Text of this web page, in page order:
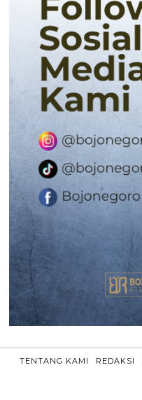
TENTANG KAMI REDAKSI